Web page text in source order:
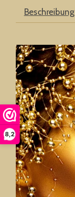
8,2
Beschreibung